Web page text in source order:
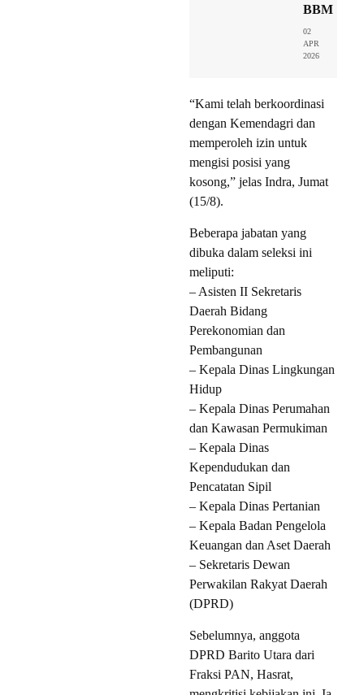
BBM
02
APR
2026
“Kami telah berkoordinasi
dengan Kemendagri dan
memperoleh izin untuk
mengisi posisi yang
kosong,” jelas Indra, Jumat
(15/8).
Beberapa jabatan yang
dibuka dalam seleksi ini
meliputi:
– Asisten II Sekretaris
Daerah Bidang
Perekonomian dan
Pembangunan
– Kepala Dinas Lingkungan
Hidup
– Kepala Dinas Perumahan
dan Kawasan Permukiman
– Kepala Dinas
Kependudukan dan
Pencatatan Sipil
– Kepala Dinas Pertanian
– Kepala Badan Pengelola
Keuangan dan Aset Daerah
– Sekretaris Dewan
Perwakilan Rakyat Daerah
(DPRD)
Sebelumnya, anggota
DPRD Barito Utara dari
Fraksi PAN, Hasrat,